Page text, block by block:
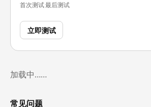
首次测试最后测试
立即测试
加载中……
常见问题